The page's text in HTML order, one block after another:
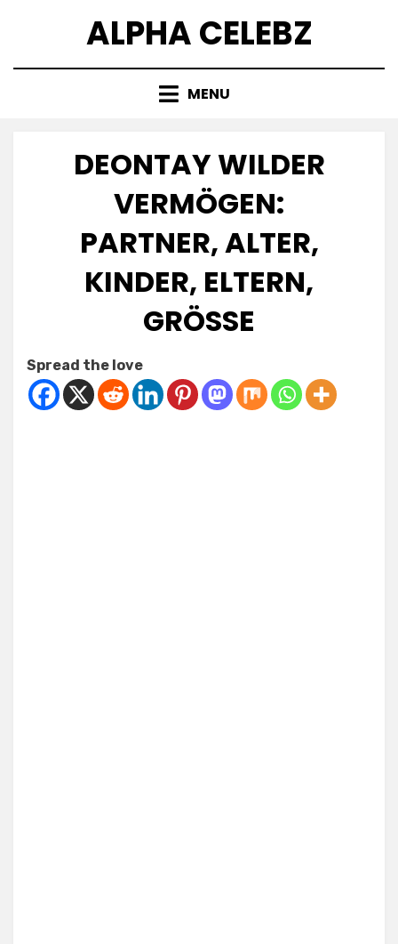
ALPHA CELEBZ
MENU
DEONTAY WILDER
VERMÖGEN:
PARTNER, ALTER,
KINDER, ELTERN,
GRÖSSE
on
Spread the love